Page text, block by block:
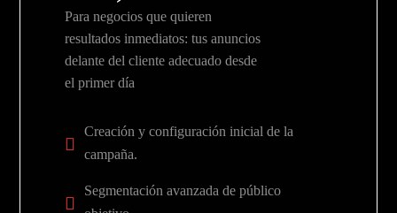
Para negocios que quieren
resultados inmediatos: tus anuncios
delante del cliente adecuado desde
el primer día
Creación y configuración inicial de la
campaña.
Segmentación avanzada de público